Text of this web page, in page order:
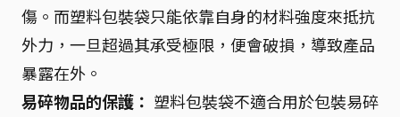
傷。而塑料包裝袋只能依靠自身的材料強度來抵抗
外力，一旦超過其承受極限，便會破損，導致產品
暴露在外。
易碎物品的保護： 塑料包裝袋不適合用於包裝易碎